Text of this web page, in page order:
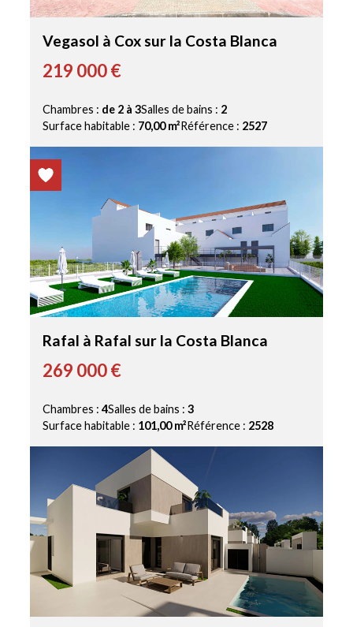
Vegasol à Cox sur la Costa Blanca
219 000 €
Chambres : de 2 à 3Salles de bains : 2
Surface habitable : 70,00 m²Référence : 2527
Rafal à Rafal sur la Costa Blanca
269 000 €
Chambres :4Salles de bains :3
Surface habitable : 101,00 m²Référence : 2528